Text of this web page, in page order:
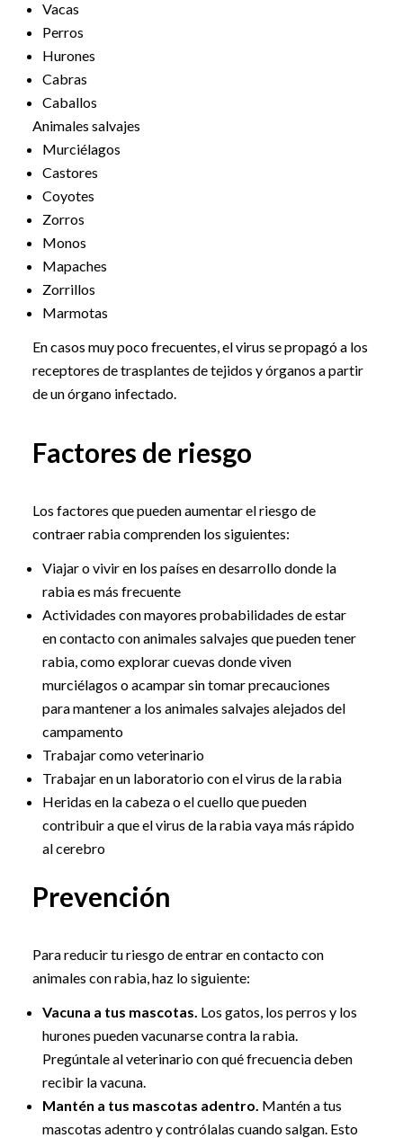
Vacas
Perros
Hurones
Cabras
Caballos
Animales salvajes
Murciélagos
Castores
Coyotes
Zorros
Monos
Mapaches
Zorrillos
Marmotas
En casos muy poco frecuentes, el virus se propagó a los
receptores de trasplantes de tejidos y órganos a partir
de un órgano infectado.
Factores de riesgo
Los factores que pueden aumentar el riesgo de
contraer rabia comprenden los siguientes:
Viajar o vivir en los países en desarrollo donde la
rabia es más frecuente
Actividades con mayores probabilidades de estar
en contacto con animales salvajes que pueden tener
rabia, como explorar cuevas donde viven
murciélagos o acampar sin tomar precauciones
para mantener a los animales salvajes alejados del
campamento
Trabajar como veterinario
Trabajar en un laboratorio con el virus de la rabia
Heridas en la cabeza o el cuello que pueden
contribuir a que el virus de la rabia vaya más rápido
al cerebro
Prevención
Para reducir tu riesgo de entrar en contacto con
animales con rabia, haz lo siguiente:
Vacuna a tus mascotas. Los gatos, los perros y los
hurones pueden vacunarse contra la rabia.
Pregúntale al veterinario con qué frecuencia deben
recibir la vacuna.
Mantén a tus mascotas adentro. Mantén a tus
mascotas adentro y contrólalas cuando salgan. Esto